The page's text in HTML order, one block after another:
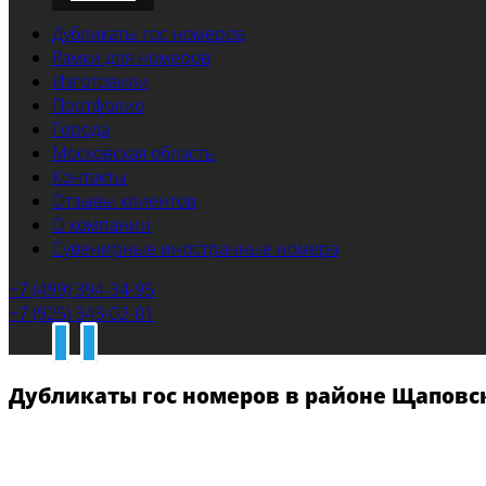
Дубликаты гос номеров
Рамки для номеров
Изготовили
Портфолио
Города
Московская область
Контакты
Отзывы клиентов
О компании
Сувенирные иностранные номера
+7 (499) 394-34-95
+7 (925) 343-02-01
Дубликаты гос номеров в районе